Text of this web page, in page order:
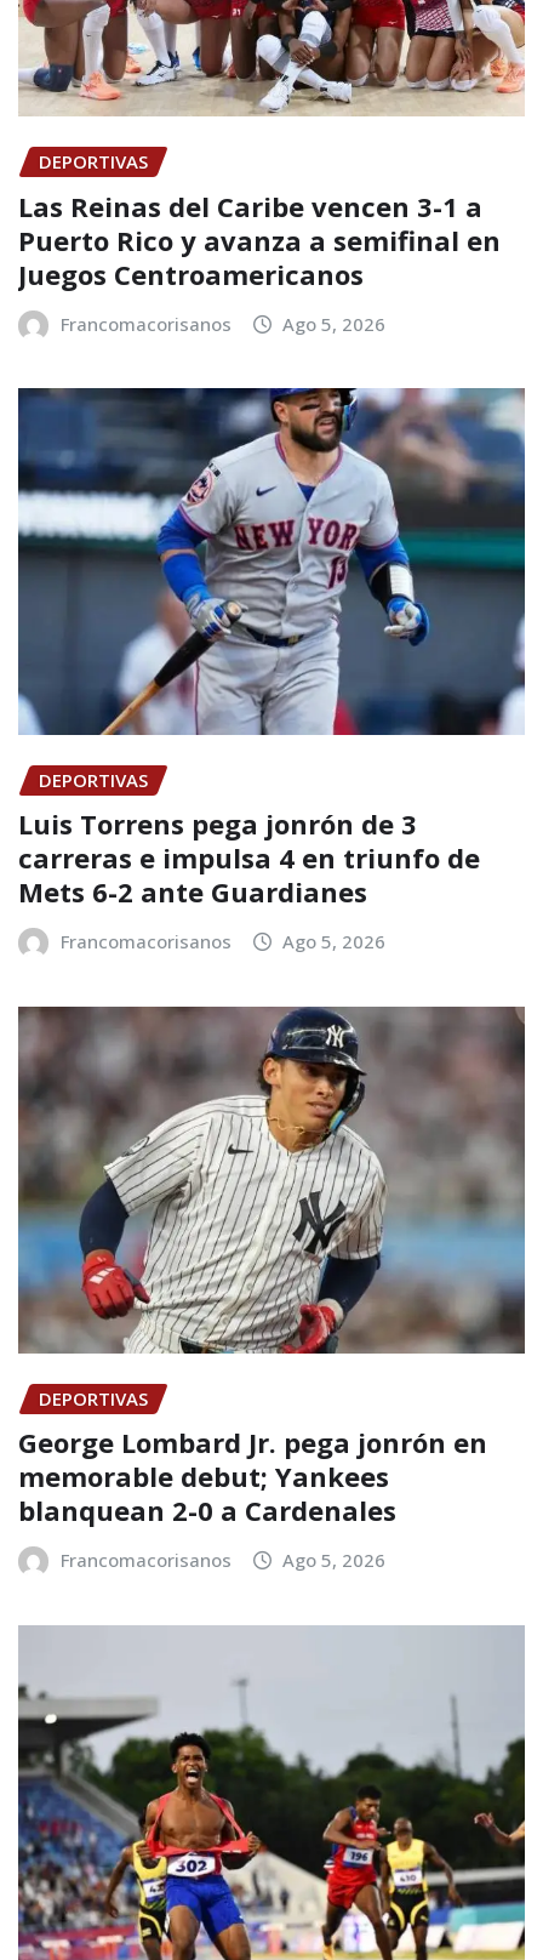
DEPORTIVAS
Las Reinas del Caribe vencen 3-1 a
Puerto Rico y avanza a semifinal en
Juegos Centroamericanos
Francomacorisanos Ago 5, 2026
DEPORTIVAS
Luis Torrens pega jonrón de 3
carreras e impulsa 4 en triunfo de
Mets 6-2 ante Guardianes
Francomacorisanos Ago 5, 2026
DEPORTIVAS
George Lombard Jr. pega jonrón en
memorable debut; Yankees
blanquean 2-0 a Cardenales
Francomacorisanos Ago 5, 2026